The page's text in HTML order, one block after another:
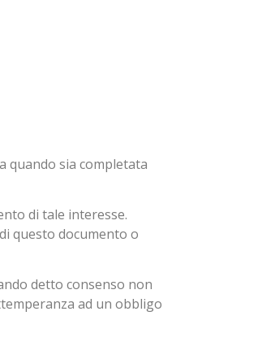
quando sia completata
di tale interesse.
questo documento o
detto consenso non
ad un obbligo